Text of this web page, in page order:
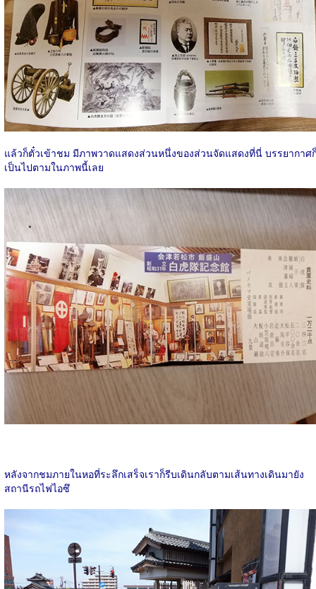
แล้วก็ตั๋วเข้าชม มีภาพวาดแสดงส่วนหนึ่งของส่วนจัดแสดงที่นี่ บรรยากาศ
เป็นไปตามในภาพนี้เลย
หลังจากชมภายในหอที่ระลึกเสร็จเราก็รีบเดินกลับตามเส้นทางเดินมายัง
สถานีรถไฟไอซึ